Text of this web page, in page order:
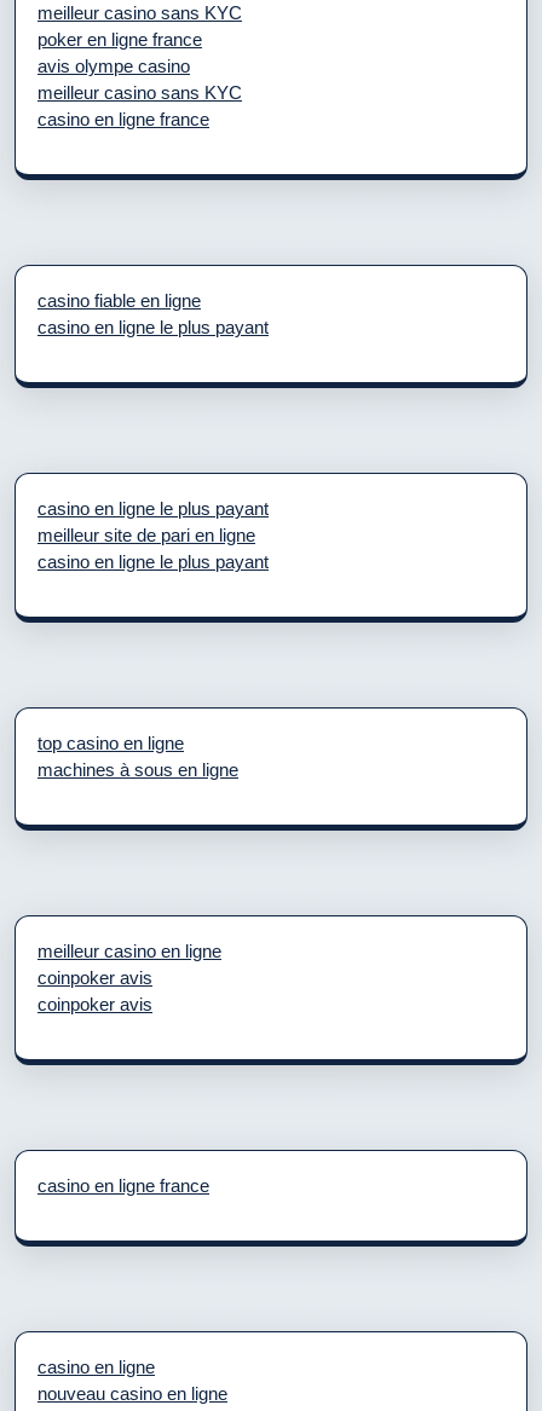
meilleur casino sans KYC
poker en ligne france
avis olympe casino
meilleur casino sans KYC
casino en ligne france
casino fiable en ligne
casino en ligne le plus payant
casino en ligne le plus payant
meilleur site de pari en ligne
casino en ligne le plus payant
top casino en ligne
machines à sous en ligne
meilleur casino en ligne
coinpoker avis
coinpoker avis
casino en ligne france
casino en ligne
nouveau casino en ligne